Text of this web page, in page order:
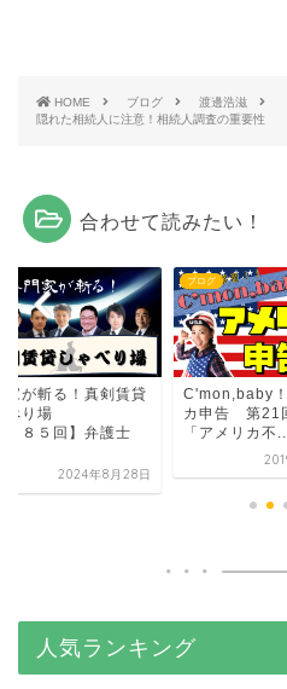
HOME ブログ
渡邊浩滋
隠れた相続人に注意！相続人調査の重要性
合わせて読みたい！
家が斬る！真剣賃貸
べり場
３８５回】弁護士
2024年8月28日
ブログ
C'mon,baby
カ申告 第21
「アメリカ不
人気ランキング